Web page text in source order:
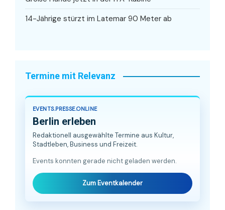
14-Jährige stürzt im Latemar 90 Meter ab
Termine mit Relevanz
EVENTS.PRESSE.ONLINE
Berlin erleben
Redaktionell ausgewählte Termine aus Kultur,
Stadtleben, Business und Freizeit.
Events konnten gerade nicht geladen werden.
Zum Eventkalender